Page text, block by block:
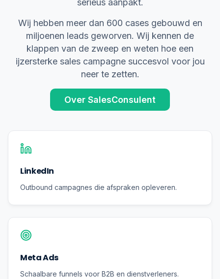
serieus aanpakt.
Wij hebben meer dan 600 cases gebouwd en
miljoenen leads geworven. Wij kennen de
klappen van de zweep en weten hoe een
ijzersterke sales campagne succesvol voor jou
neer te zetten.
Over SalesConsulent
LinkedIn
Outbound campagnes die afspraken opleveren.
Meta Ads
Schaalbare funnels voor B2B en dienstverleners.